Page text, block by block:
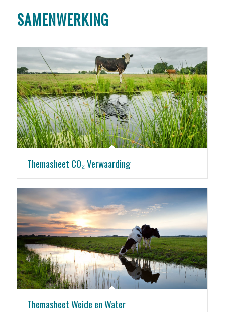
SAMENWERKING
Themasheet CO₂ Verwaarding
Themasheet Weide en Water